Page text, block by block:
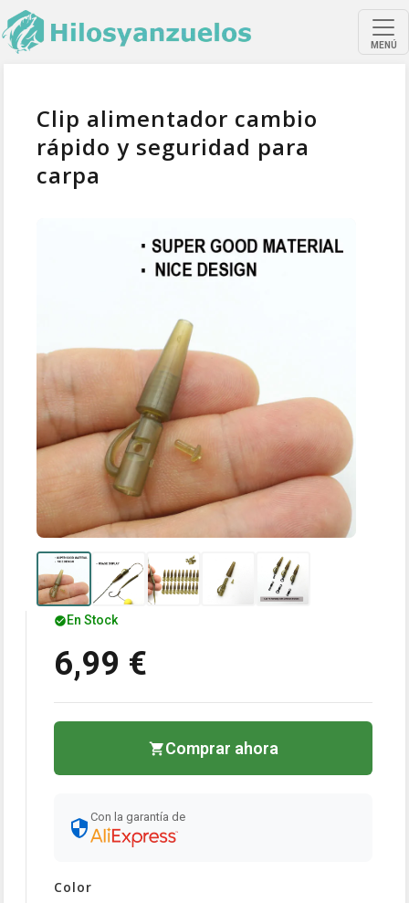
MENÚ
Clip alimentador cambio
rápido y seguridad para
carpa
En Stock
6,99 €
Comprar ahora
Con la garantía de
Color